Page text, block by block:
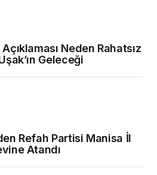
Neden Rahatsız
Geleceği
Refah Partisi Manisa İl
Atandı